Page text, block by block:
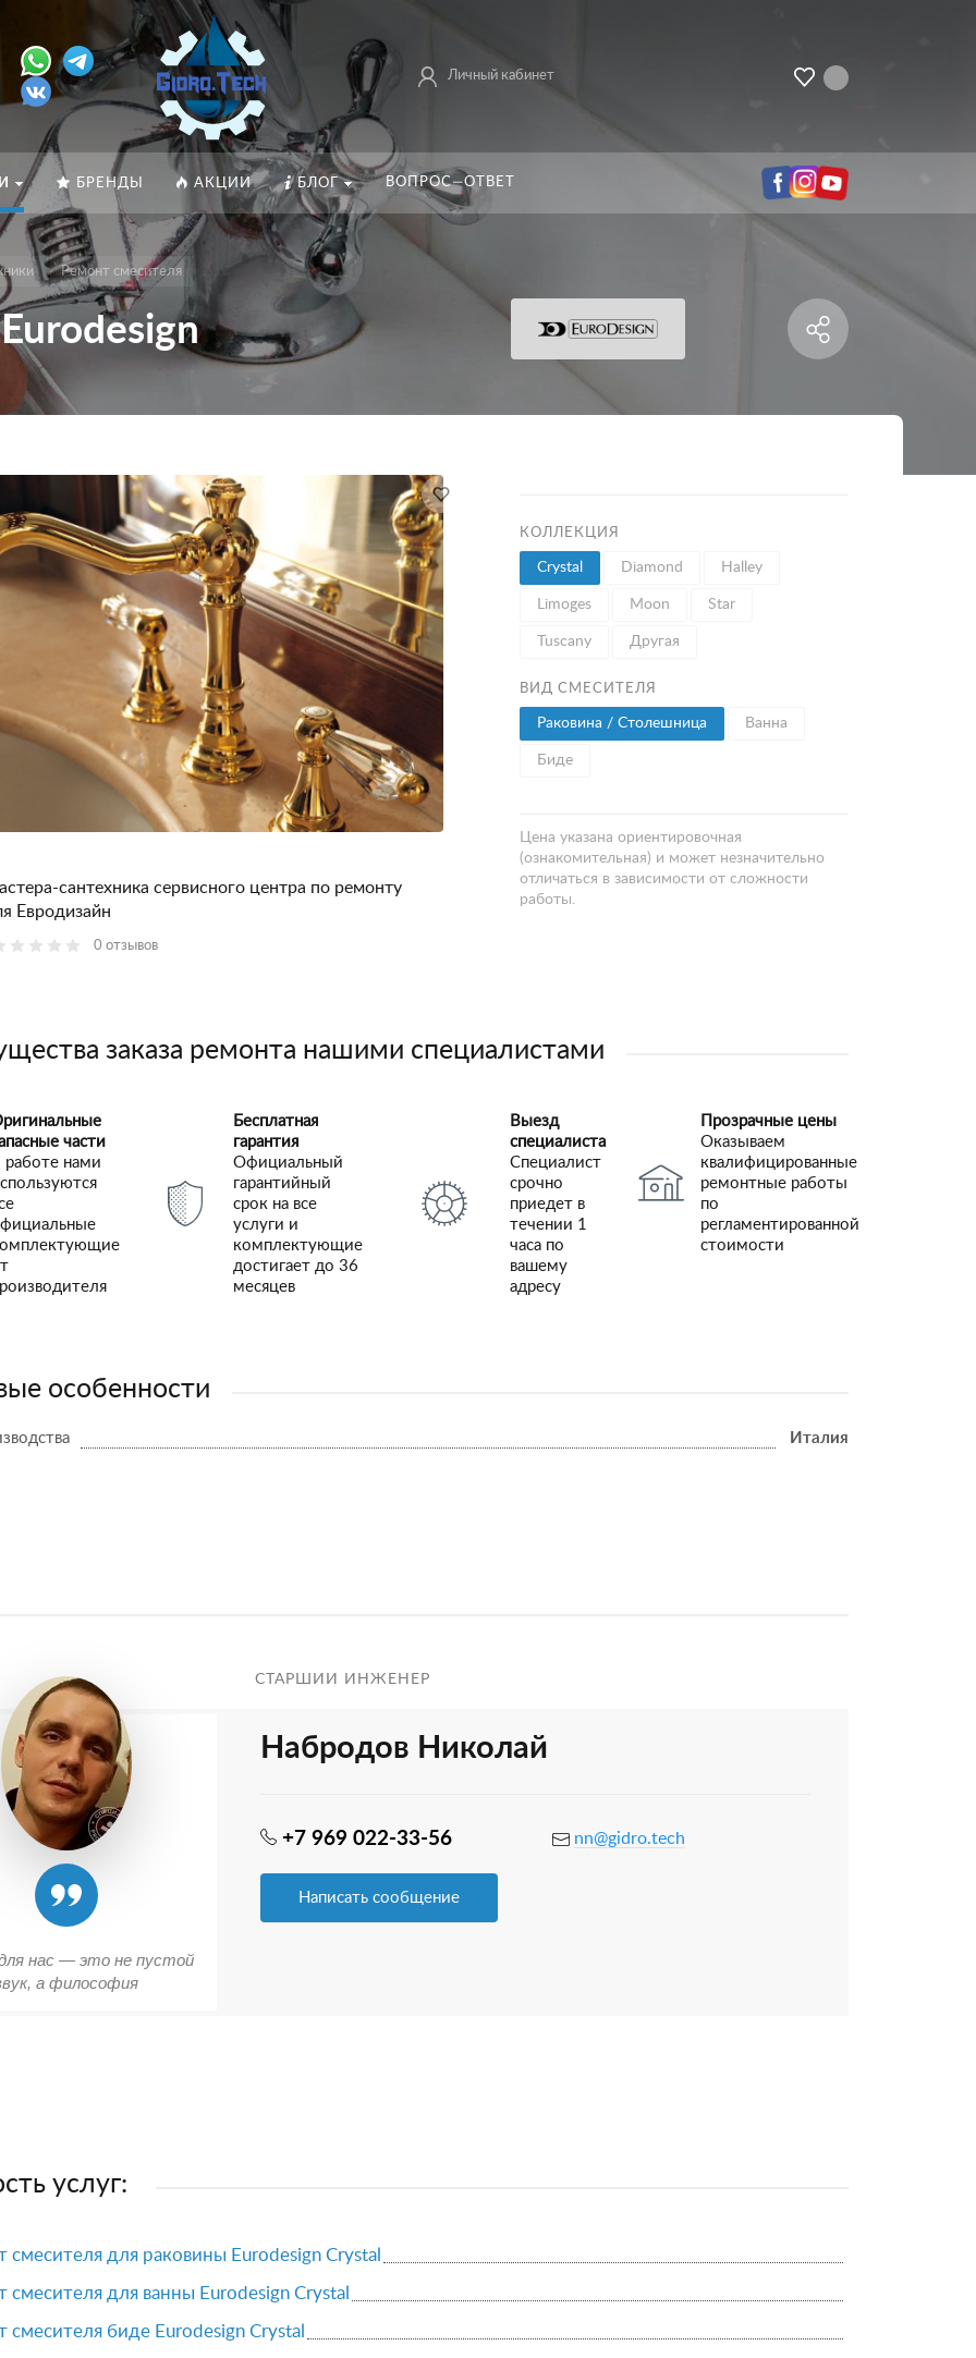
Личный кабинет
БРЕНДЫ АКЦИИ БЛОГ ВОПРОС—ОТВЕТ
Ремонт смесителя
сантехника сервисного центра по ремонту
Евродизайн
0 отзывов
КОЛЛЕКЦИЯ
Crystal Diamond Halley
Limoges Moon Star
Tuscany Другая
ВИД СМЕСИТЕЛЯ
Раковина / Столешница Ванна
Биде
Цена указана ориентировочная
(ознакомительная) и может незначительно
отличаться в зависимости от сложности
работы.
заказа ремонта нашими специалистами
части
работе нами
Бесплатная
гарантия
Официальный
гарантийный
срок на все
услуги и
комплектующие
достигает до 36
месяцев
Выезд
специалиста
Специалист
срочно
приедет в
течении 1
часа по
вашему
адресу
Прозрачные цены
Оказываем
квалифицированные
ремонтные работы
по
регламентированной
стоимости
особенности
Италия
СТАРШИЙ ИНЖЕНЕР
Набродов Николай
+7 969 022-33-56 nn@gidro.tech
Написать сообщение
нас — это не пустой
а философия
услуг:
смесителя для раковины Eurodesign Crystal
смесителя для ванны Eurodesign Crystal
смесителя биде Eurodesign Crystal